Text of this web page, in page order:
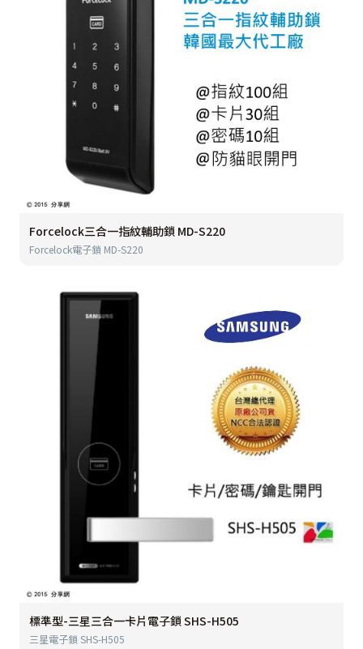
Forcelock三合一指紋輔助鎖 MD-S220
Forcelock電子鎖 MD-S220
標準型-三星三合一卡片電子鎖 SHS-H505
三星電子鎖 SHS-H505